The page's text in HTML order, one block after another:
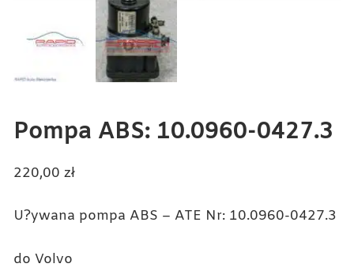
Pompa ABS: 10.0960-0427.3
220,00 zł
U?ywana pompa ABS – ATE Nr: 10.0960-0427.3
do Volvo